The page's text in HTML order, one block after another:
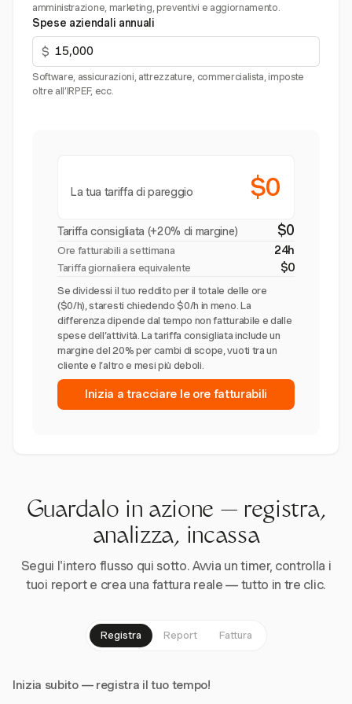
amministrazione, marketing, preventivi e aggiornamento.
Spese aziendali annuali
$
Software, assicurazioni, attrezzature, commercialista, imposte
oltre all’IRPEF, ecc.
La tua tariffa di pareggio $0
Tariffa consigliata (+20% di margine) $0
Ore fatturabili a settimana 24h
Tariffa giornaliera equivalente $0
Se dividessi il tuo reddito per il totale delle ore
($0/h), staresti chiedendo $0/h in meno. La
differenza dipende dal tempo non fatturabile e dalle
spese dell’attività. La tariffa consigliata include un
margine del 20% per cambi di scope, vuoti tra un
cliente e l’altro e mesi più deboli.
Inizia a tracciare le ore fatturabili
Guardalo in azione — registra,
analizza, incassa
Segui l'intero flusso qui sotto. Avvia un timer, controlla i
tuoi report e crea una fattura reale — tutto in tre clic.
Registra Report Fattura
Inizia subito — registra il tuo tempo!